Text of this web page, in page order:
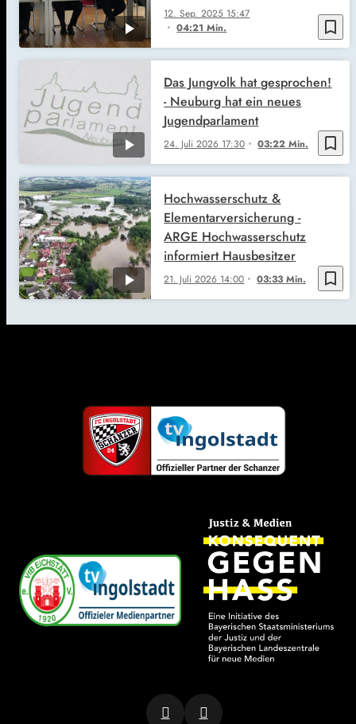
bookmark_border
12. Sep. 2025 15:47
04:21 Min.
bookmark_border
24. Juli 2026 17:30 03:22 Min.
Das Jungvolk hat gesprochen!
- Neuburg hat ein neues
Jugendparlament
bookmark_border
21. Juli 2026 14:00 03:33 Min.
Hochwasserschutz &
Elementarversicherung -
ARGE Hochwasserschutz
informiert Hausbesitzer